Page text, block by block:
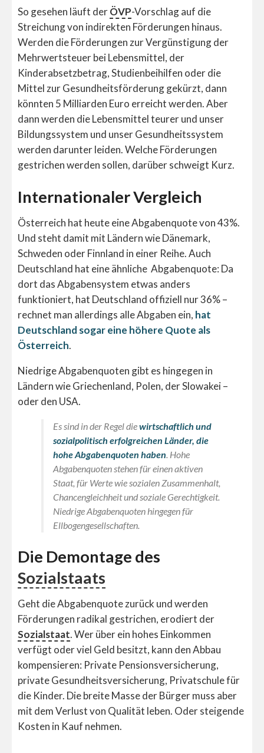
So gesehen läuft derÖVP-Vorschlag auf die
Streichung von indirekten Förderungen hinaus.
Werden die Förderungen zur Vergünstigung der
Mehrwertsteuer bei Lebensmittel, der
Kinderabsetzbetrag, Studienbeihilfen oder die
Mittel zur Gesundheitsförderung gekürzt, dann
könnten 5 Milliarden Euro erreicht werden. Aber
dann werden die Lebensmittel teurer und unser
Bildungssystem und unser Gesundheitssystem
werden darunter leiden. Welche Förderungen
gestrichen werden sollen, darüber schweigt Kurz.
Internationaler Vergleich
Österreich hat heute eine Abgabenquote von 43%.
Und steht damit mit Ländern wie Dänemark,
Schweden oder Finnland in einer Reihe. Auch
Deutschland hat eine ähnliche Abgabenquote: Da
dort das Abgabensystem etwas anders
funktioniert, hat Deutschland offiziell nur 36% –
rechnet man allerdings alle Abgaben ein, hat
Deutschland sogar eine höhere Quote als
Österreich.
Niedrige Abgabenquoten gibt es hingegen in
Ländern wie Griechenland, Polen, der Slowakei –
oder den USA.
Es sind in der Regel diewirtschaftlich und
sozialpolitisch erfolgreichen Länder, die
hohe Abgabenquoten haben. Hohe
Abgabenquoten stehen für einen aktiven
Staat, für Werte wie sozialen Zusammenhalt,
Chancengleichheit und soziale Gerechtigkeit.
Niedrige Abgabenquoten hingegen für
Ellbogengesellschaften.
Die Demontage des
Sozialstaats
Geht die Abgabenquote zurück und werden
Förderungen radikal gestrichen, erodiert der
Sozialstaat. Wer über ein hohes Einkommen
verfügt oder viel Geld besitzt, kann den Abbau
kompensieren: Private Pensionsversicherung,
private Gesundheitsversicherung, Privatschule für
die Kinder. Die breite Masse der Bürger muss aber
mit dem Verlust von Qualität leben. Oder steigende
Kosten in Kauf nehmen.